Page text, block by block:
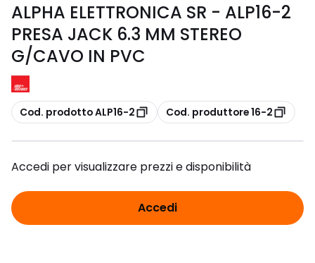
ALPHA ELETTRONICA SR - ALP16-2
PRESA JACK 6.3 MM STEREO
G/CAVO IN PVC
copia
Cod. prodotto ALP16-2 copia
Cod. produttore 16-2
Accedi per visualizzare prezzi e disponibilità
Accedi